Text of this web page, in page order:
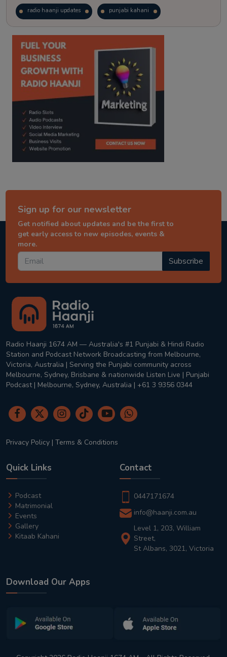
radio haanji updates punjabi kahani
kitaab kahani punjabi story
Sign up for our newsletter
Get notified about updates and be the first to
get early access to new episodes, events &
more.
Subscribe
Radio Haanji 1674 AM — Australia's #1 Punjabi & Hindi Radio
Station and Podcast Network Broadcasting from Melbourne,
Victoria, Australia | Serving the Punjabi community across
Melbourne, Sydney, Brisbane & nationwide Listen Live | Punjabi
Podcast | Melbourne, Sydney, Australia | +61 3 9356 0344
Privacy Policy | Terms & Conditions
Quick Links
Podcast
Matrimonial
Events
Gallery
Kitaab Kahani
Contact
0447171674
info@haanji.com.au
Level 1, 203, William
Street,
St Albans, 3021, Victoria
Download Our Apps